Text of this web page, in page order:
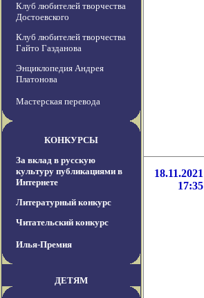
Клуб любителей творчества
Достоевского
Клуб любителей творчества
Гайто Газданова
Энциклопедия Андрея
Платонова
Мастерская перевода
КОНКУРСЫ
За вклад в русскую
культуру публикациями в
Интернете
Литературный конкурс
Читательский конкурс
Илья-Премия
ДЕТЯМ
18.11.2021
17:35